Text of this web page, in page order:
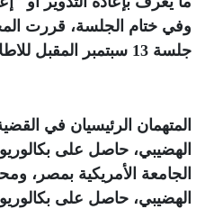
وفي ختام الجلسة، قررت
جلسة 13 سبتمبر المقبل للاطلاع وتحضير الدفاع
المتهمان الرئيسيان في
الهضيبي، حاصل على
الجامعة الأمريكية بمصر،
الهضيبي، حاصل على